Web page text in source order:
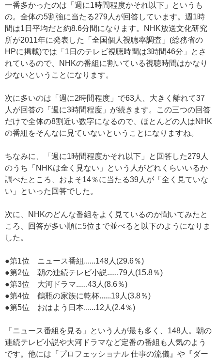
一番多かったのは「週に1時間程度かそれ以下」というも
の。全体の5割強に当たる279人が回答しています。週1時
間は1日平均だと約8.6分間になります。NHK放送文化研究
所が2011年に発表した「全国個人視聴率調査」(総務省の
HPに掲載)では「1日のテレビ視聴時間は3時間46分」とさ
れているので、NHKの番組に割いている視聴時間はかなり
少ないということになります。
次に多いのは「週に2時間程度」で63人、大きく離れて37
人が回答の「週に3時間程度」が続きます。この三つの回答
だけで全体の8割近い数字になるので、ほとんどの人はNHK
の番組をそんなに見ていないということになりますね。
ちなみに、「週に1時間程度かそれ以下」と回答した279人
のうち「NHKは全く見ない」という人がどれくらいいるか
調べたところ、およそ14％に当たる39人が「全く見ていな
い」といった回答でした。
次に、NHKのどんな番組をよく見ているのか聞いてみたと
ころ、回答が多い順に5位まで並べると以下のようになりま
した。
●第1位 ニュース番組......148人(29.6％)
●第2位 朝の連続テレビ小説......79人(15.8％)
●第3位 大河ドラマ......43人(8.6％)
●第4位 鶴瓶の家族に乾杯......19人(3.8％)
●第5位 おはよう日本......12人(2.4％)
「ニュース番組を見る」という人が最も多く、148人。朝の
連続テレビ小説や大河ドラマなど定番の番組も人気のよう
です。他には『プロフェッショナル 仕事の流儀』や『ダー